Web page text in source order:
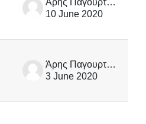
10 June 2020
Άρης Παγουρτζής
3 June 2020